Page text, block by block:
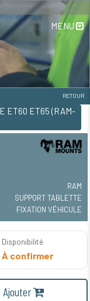
MENU
ET60 ET65 (RAM-
RETOUR
et PDA
RAM
SUPPORT TABLETTE
FIXATION VÉHICULE
Disponibilité
À confirmer
Ajouter